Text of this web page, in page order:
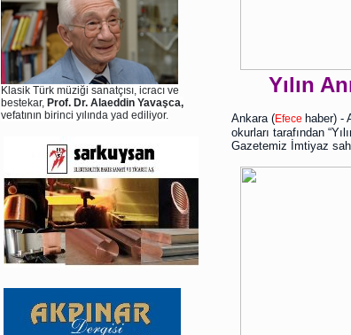
Klasik Türk müziği sanatçısı, icracı ve
bestekar,Prof. Dr. Alaeddin Yavaşca,
vefatının birinci yılında yad ediliyor.
Yılın
Ankara (Efece haber) -
okurları tarafından
Gazetemiz İmtiyaz